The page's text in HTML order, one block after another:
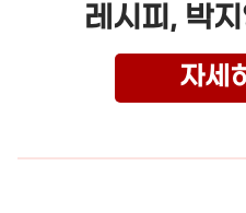
레시피, 박
자세